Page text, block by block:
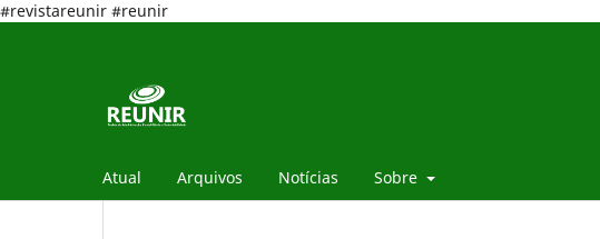
#revistareunir #reunir
Atual Arquivos Notícias Sobre